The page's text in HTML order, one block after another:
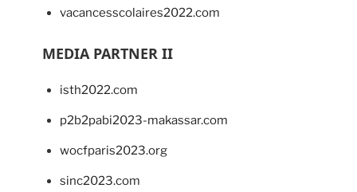
vacancesscolaires2022.com
MEDIA PARTNER II
isth2022.com
p2b2pabi2023-makassar.com
wocfparis2023.org
sinc2023.com